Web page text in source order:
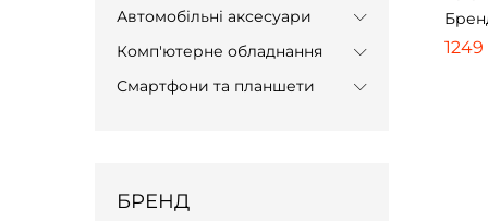
1249
1249
Автомобільні аксесуари
Комп'ютерне обладнання
Смартфони та планшети
БРЕНД